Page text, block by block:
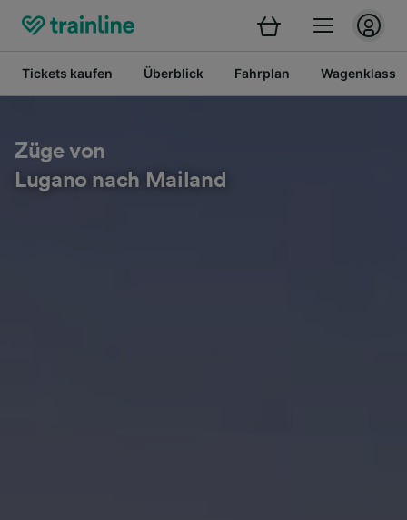
Tickets kaufen Überblick Fahrplan
Züge von
Lugano nach Mailand